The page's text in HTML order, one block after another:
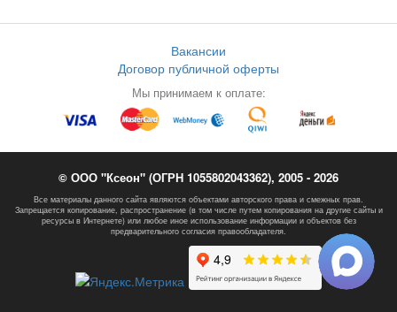
Вакансии
Договор публичной оферты
Мы принимаем к оплате:
© ООО "Ксеон" (ОГРН 1055802043362), 2005 - 2026
Все материалы данного сайта являются объектами авторского права и смежных прав.
Запрещается копирование, распространение (в том числе путем копирования на другие сайты и
ресурсы в Интернете) или любое иное использование информации и объектов без
предварительного согласия правообладателя.